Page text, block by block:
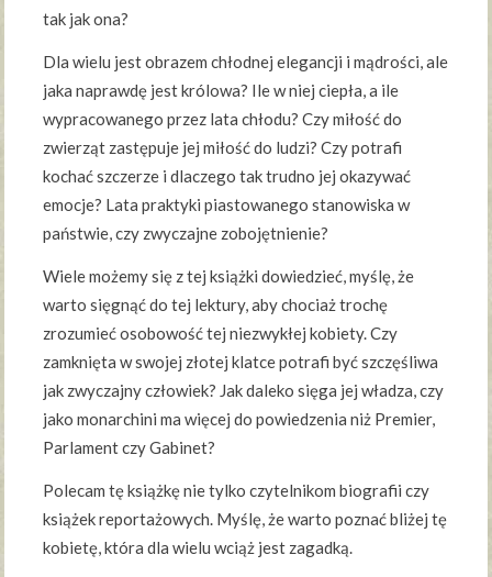
tak jak ona?
Dla wielu jest obrazem chłodnej elegancji i mądrości, ale
jaka naprawdę jest królowa? Ile w niej ciepła, a ile
wypracowanego przez lata chłodu? Czy miłość do
zwierząt zastępuje jej miłość do ludzi? Czy potrafi
kochać szczerze i dlaczego tak trudno jej okazywać
emocje? Lata praktyki piastowanego stanowiska w
państwie, czy zwyczajne zobojętnienie?
Wiele możemy się z tej książki dowiedzieć, myślę, że
warto sięgnąć do tej lektury, aby chociaż trochę
zrozumieć osobowość tej niezwykłej kobiety. Czy
zamknięta w swojej złotej klatce potrafi być szczęśliwa
jak zwyczajny człowiek? Jak daleko sięga jej władza, czy
jako monarchini ma więcej do powiedzenia niż Premier,
Parlament czy Gabinet?
Polecam tę książkę nie tylko czytelnikom biografii czy
książek reportażowych. Myślę, że warto poznać bliżej tę
kobietę, która dla wielu wciąż jest zagadką.